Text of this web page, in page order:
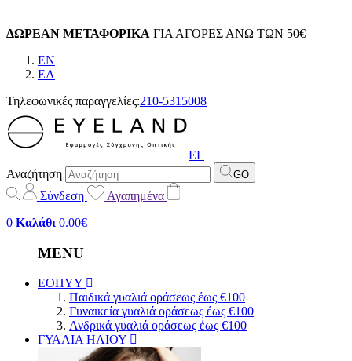
ΔΩΡΕΑΝ ΜΕΤΑΦΟΡΙΚΑ ΓΙΑ ΑΓΟΡΕΣ ΑΝΩ ΤΩΝ 50€
EN
EΛ
Τηλεφωνικές παραγγελίες:210-5315008
EL
Αναζήτηση
GO
Σύνδεση
Αγαπημένα
0 Καλάθι 0.00€
MENU
ΕΟΠΥΥ
Παιδικά γυαλιά οράσεως έως €100
Γυναικεία γυαλιά οράσεως έως €100
Ανδρικά γυαλιά οράσεως έως €100
ΓΥΑΛΙΑ ΗΛΙΟΥ